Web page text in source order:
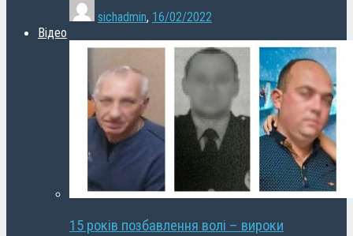
sichadmin, 16/02/2022
Відео
15 років позбавлення волі – вироки